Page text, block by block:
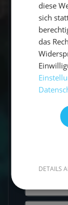
Gibt
Wie
einer
Wer
diese
sich
das
DETAILS